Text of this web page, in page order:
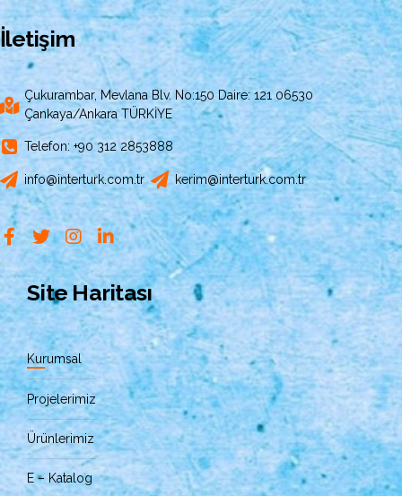
İletişim
Çukurambar, Mevlana Blv. No:150 Daire: 121 06530
Çankaya/Ankara TÜRKİYE
Telefon: +90 312 2853888
info@interturk.com.tr kerim@interturk.com.tr
Site Haritası
Kurumsal
Projelerimiz
Ürünlerimiz
E – Katalog